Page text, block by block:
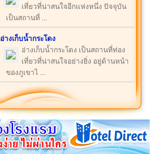
เที่ยวที่น่าสนใจอีกแห่งหนึ่ง ปัจจุบัน
เป็นสถานที่ ...
อ่างเก็บน้ำกระโดง
อ่างเก็บน้ำกระโดง เป็นสถานที่ท่อง
เที่ยวที่น่าสนใจอย่างยิ่ง อยู่ด้านหน้า
ของภูเขาไ ...